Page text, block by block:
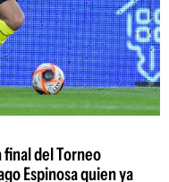
final del Torneo
Espinosa quien ya